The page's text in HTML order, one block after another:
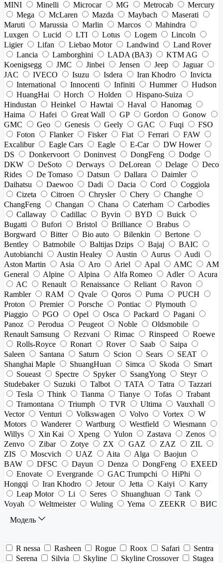
MINI
Minelli Microcar MG Metrocab
Mercury
Mega
McLaren Mazda Maybach
Maserati
Maruti
Marussia Marlin Marcos
Mahindra
Luxgen
Lucid LTI Lotus Logem
Lincoln
Ligier
Lifan Liebao Motor Landwind
Land Rover
Lancia
Lamborghini LADA (ВАЗ)
KTM AG
Koenigsegg
JMC Jinbei Jensen Jeep
Jaguar
JAC
IVECO Isuzu Isdera Iran Khodro
Invicta
International
Innocenti Infiniti Hummer
Hudson
HuangHai
Horch Holden
Hispano-Suiza
Hindustan
Heinkel Hawtai Haval
Hanomag
Haima
Hafei Great Wall GP Gordon
Gonow
GMC
Geo Genesis Geely GAC Fuqi
FSO
Foton
Flanker Fisker Fiat Ferrari
FAW
Excalibur
Eagle Cars Eagle E-Car
DW Hower
DS
Donkervoort Doninvest DongFeng
Dodge
DKW
DeSoto Derways DeLorean Delage
Deco
Rides
De Tomaso Datsun Dallara
Daimler
Daihatsu
Daewoo Dadi Dacia Cord
Coggiola
Cizeta
Citroen Chrysler Chery
Changhe
ChangFeng
Changan Chana Caterham
Carbodies
Callaway
Cadillac Byvin BYD
Buick
Bugatti
Bufori Bristol Brilliance
Brabus
Borgward
Bitter Bio auto Bilenkin
Bertone
Bentley
Batmobile Baltijas Dzips Bajaj
BAIC
Autobianchi
Austin Healey Austin Aurus
Audi
Aston Martin
Asia Aro Ariel Apal AMC
AM
General
Alpine Alpina Alfa Romeo Adler
Acura
AC
Renault Renaissance Reliant
Ravon
Rambler
RAM Qvale Qoros Puma
PUCH
Proton
Premier Porsche Pontiac
Plymouth
Piaggio
PGO Opel Osca Packard
Pagani
Panoz
Perodua Peugeot Noble
Oldsmobile
Renault Samsung
Rezvani Rimac Rinspeed
Roewe
Rolls-Royce
Ronart Rover Saab
Saipa
Saleen
Santana Saturn Scion Sears
SEAT
Shanghai Maple
ShuangHuan Simca Skoda
Smart
Soueast
Spectre Spyker SsangYong
Steyr
Studebaker
Suzuki Talbot TATA Tatra
Tazzari
Tesla
Think Tianma Tianye Tofas
Trabant
Tramontana
Triumph TVR Ultima
Vauxhall
Vector
Venturi Volkswagen Volvo Vortex
W
Motors
Wanderer Wartburg Westfield
Wiesmann
Willys
Xin Kai Xpeng Yulon Zastava
Zenos
Zenvo
Zibar Zotye ZX GAZ ZAZ
ZIL
ZIS
Moscvich UAZ Aita Alga
Baojun
BAW
DFSC Dayun Denza DongFeng
EXEED
Enovate
Evergrande GAC Trumpchi
HiPhi
Hongqi
Iran Khodro Jetour Jetta Kaiyi
Karry
Leap Motor
Li Seres Shuanghuan
Tank
Voyah
Weltmeister Wuling Yema ZEEKR
ВИС
Модель
R nessa Rasheen Rogue Roox Safari
Sentra
Serena
Silvia Skyline Skyline Crossover
Stagea